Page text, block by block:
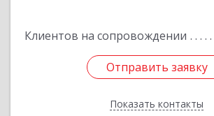
Клиентов на сопровождении
Отправить заявку
Показать контакты
Отправить заявку
Назад